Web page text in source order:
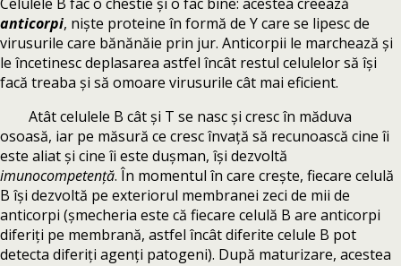
anticorpi, niște proteine în formă de Y care se lipesc de
virusurile care bănănăie prin jur. Anticorpii le marchează și
le încetinesc deplasarea astfel încât restul celulelor să își
facă treaba și să omoare virusurile cât mai eficient.
Atât celulele B cât și T se nasc și cresc în măduva
osoasă, iar pe măsură ce cresc învață să recunoască cine îi
este aliat și cine îi este dușman, își dezvoltă
imunocompetență. În momentul în care crește, fiecare celulă
B își dezvoltă pe exteriorul membranei zeci de mii de
anticorpi (șmecheria este că fiecare celulă B are anticorpi
diferiți pe membrană, astfel încât diferite celule B pot
detecta diferiți agenți patogeni). După maturizare, acestea